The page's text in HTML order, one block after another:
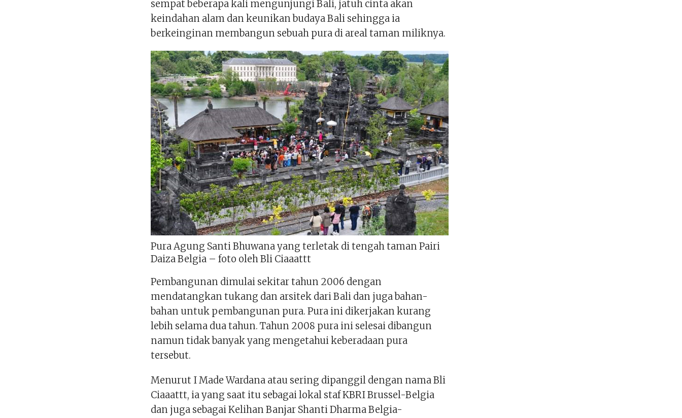
sempat beberapa kali mengunjungi Bali, jatuh cinta akan
keindahan alam dan keunikan budaya Bali sehingga ia
berkeinginan membangun sebuah pura di areal taman miliknya.
Pura Agung Santi Bhuwana yang terletak di tengah taman Pairi
Daiza Belgia – foto oleh Bli Ciaaattt
Pembangunan dimulai sekitar tahun 2006 dengan
mendatangkan tukang dan arsitek dari Bali dan juga bahan-
bahan untuk pembangunan pura. Pura ini dikerjakan kurang
lebih selama dua tahun. Tahun 2008 pura ini selesai dibangun
namun tidak banyak yang mengetahui keberadaan pura
tersebut.
Menurut I Made Wardana atau sering dipanggil dengan nama Bli
Ciaaattt, ia yang saat itu sebagai lokal staf KBRI Brussel-Belgia
dan juga sebagai Kelihan Banjar Shanti Dharma Belgia-